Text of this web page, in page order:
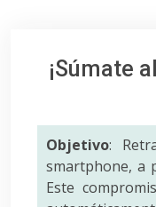
¡Súmate
Objetivo:
smartphone, a
Este